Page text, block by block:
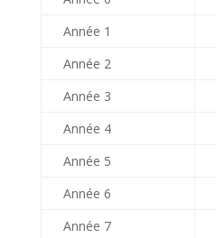
Année 1
Année 2
Année 3
Année 4
Année 5
Année 6
Année 7